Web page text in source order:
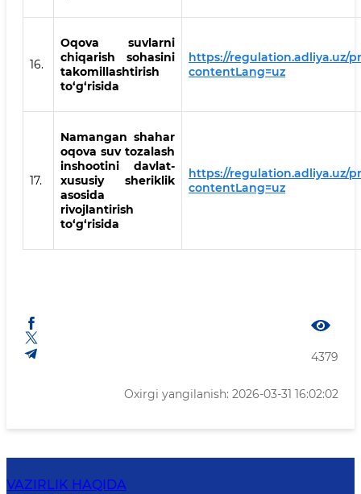
16.
Oqova suvlarni
chiqarish sohasini
takomillashtirish
to‘g‘risida
https://regulation.adliya.uz/
contentLang=uz
17.
Namangan shahar
oqova suv tozalash
inshootini davlat-
xususiy sheriklik
asosida
rivojlantirish
to‘g‘risida
https://regulation.adliya.uz/
contentLang=uz
4379
Oxirgi yangilanish: 2026-03-31 16:02:02
VAZIRLIK HAQIDA